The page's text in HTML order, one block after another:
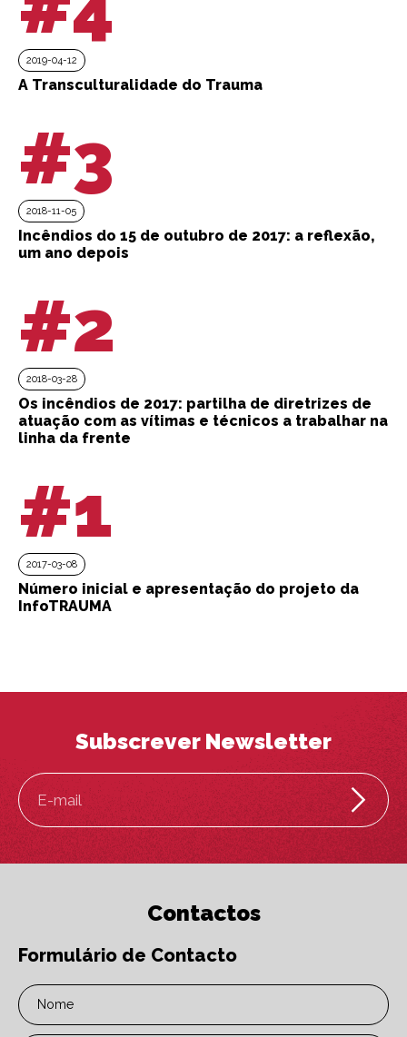
2019-04-12
A Transculturalidade do Trauma
#3
2018-11-05
Incêndios do 15 de outubro de 2017: a reflexão,
um ano depois
#2
2018-03-28
Os incêndios de 2017: partilha de diretrizes de
atuação com as vítimas e técnicos a trabalhar na
linha da frente
#1
2017-03-08
Número inicial e apresentação do projeto da
InfoTRAUMA
Subscrever Newsletter
E-mail
Contactos
Formulário de Contacto
Nome